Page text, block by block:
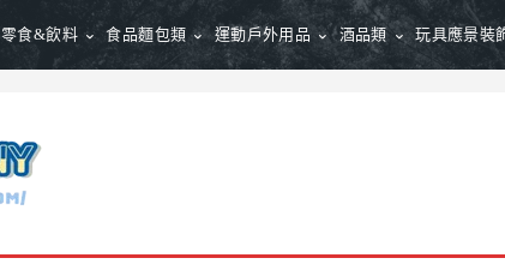
零食&飲料 食品麵包類 運動戶外用品 酒品類 玩具應景裝